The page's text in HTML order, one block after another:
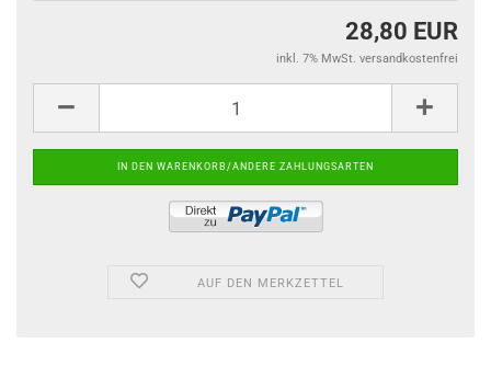
28,80 EUR
inkl. 7% MwSt. versandkostenfrei
AUF DEN MERKZETTEL